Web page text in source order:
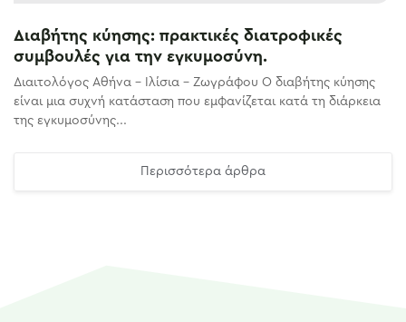
Διαβήτης κύησης: πρακτικές διατροφικές
συμβουλές για την εγκυμοσύνη.
Διαιτολόγος Αθήνα – Ιλίσια – Ζωγράφου Ο διαβήτης κύησης
είναι μια συχνή κατάσταση που εμφανίζεται κατά τη διάρκεια
της εγκυμοσύνης...
Περισσότερα άρθρα